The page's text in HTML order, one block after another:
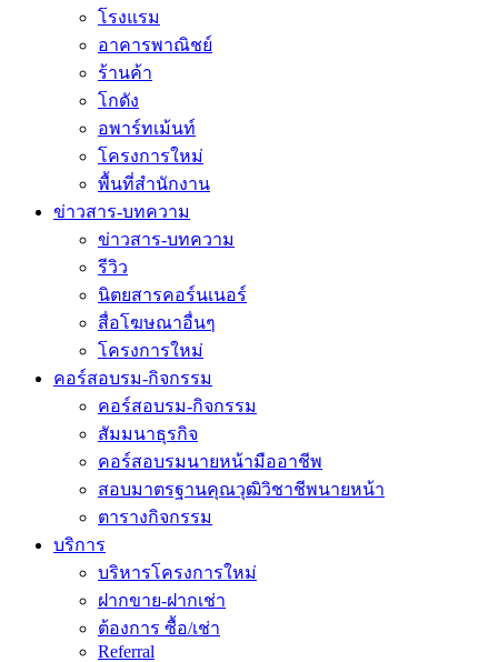
โรงแรม
อาคารพาณิชย์
ร้านค้า
โกดัง
อพาร์ทเม้นท์
โครงการใหม่
พื้นที่สํานักงาน
ข่าวสาร-บทความ
ข่าวสาร-บทความ
รีวิว
นิตยสารคอร์นเนอร์
สื่อโฆษณาอื่นๆ
โครงการใหม่
คอร์สอบรม-กิจกรรม
คอร์สอบรม-กิจกรรม
สัมมนาธุรกิจ
คอร์สอบรมนายหน้ามืออาชีพ
สอบมาตรฐานคุณวุฒิวิชาชีพนายหน้า
ตารางกิจกรรม
บริการ
บริหารโครงการใหม่
ฝากขาย-ฝากเช่า
ต้องการ ซื้อ/เช่า
Referral